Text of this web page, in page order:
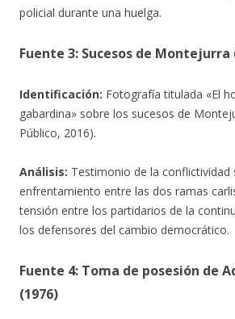
policial durante una huelga.
Fuente 3: Sucesos de Montejurra
Identificación: Fotografía titulada «El
gabardina» sobre los sucesos de
Público, 2016).
Análisis: Testimonio de la conflictividad
enfrentamiento entre las dos ramas
tensión entre los partidarios de la
los defensores del cambio democrático.
Fuente 4: Toma de posesión de
(1976)